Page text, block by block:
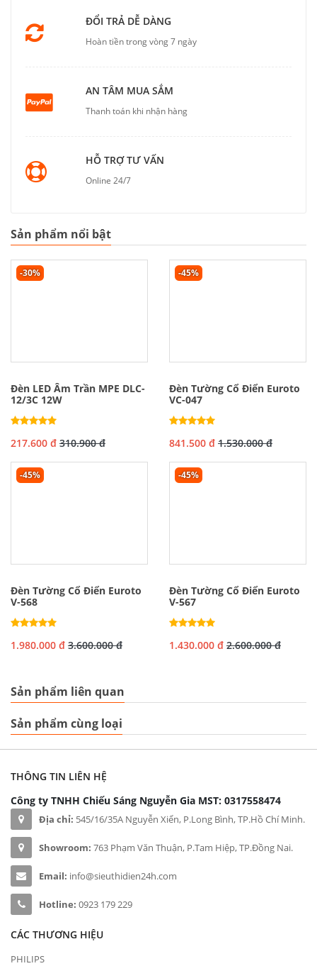
ĐỔI TRẢ DỄ DÀNG
Hoàn tiền trong vòng 7 ngày
AN TÂM MUA SẮM
Thanh toán khi nhận hàng
HỖ TRỢ TƯ VẤN
Online 24/7
Sản phẩm nổi bật
-30%
Đèn LED Âm Trần MPE DLC-
12/3C 12W
217.600 đ 310.900 đ
-45%
Đèn Tường Cổ Điển Euroto
VC-047
841.500 đ 1.530.000 đ
-45%
Đèn Tường Cổ Điển Euroto
V-568
1.980.000 đ 3.600.000 đ
-45%
Đèn Tường Cổ Điển Euroto
V-567
1.430.000 đ 2.600.000 đ
Sản phẩm liên quan
Sản phẩm cùng loại
THÔNG TIN LIÊN HỆ
Công ty TNHH Chiếu Sáng Nguyễn Gia MST: 0317558474
Địa chỉ: 545/16/35A Nguyễn Xiển, P.Long Bình, TP.Hồ Chí Minh.
Showroom: 763 Phạm Văn Thuận, P.Tam Hiệp, TP.Đồng Nai.
Email: info@sieuthidien24h.com
Hotline: 0923 179 229
CÁC THƯƠNG HIỆU
PHILIPS